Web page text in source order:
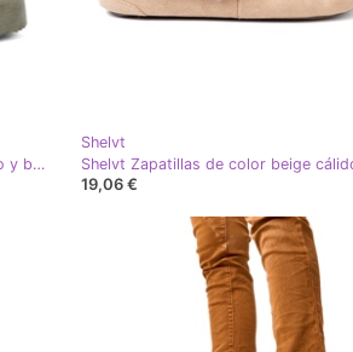
Shelvt Zapatos de color verde oscuro y botas de nieve con pelaje
Shelvt
19,06 €